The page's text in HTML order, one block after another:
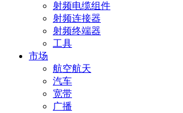
射频电缆组件
射频连接器
射频终端器
工具
市场
航空航天
汽车
宽带
广播